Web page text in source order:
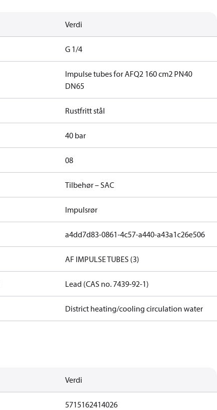
Verdi
G 1/4
Impulse tubes for AFQ2 160 cm2 PN40
DN65
Rustfritt stål
40 bar
08
Tilbehør – SAC
Impulsrør
a4dd7d83-0861-4c57-a440-a43a1c26e506
AF IMPULSE TUBES (3)
Lead (CAS no. 7439-92-1)
District heating/cooling circulation water
Verdi
5715162414026